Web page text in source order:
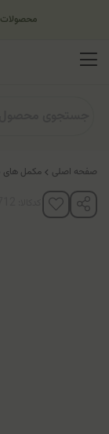
صفحه اصلی مکمل های